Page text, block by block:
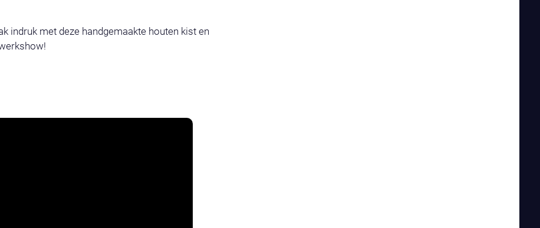
indruk met deze handgemaakte houten kist en